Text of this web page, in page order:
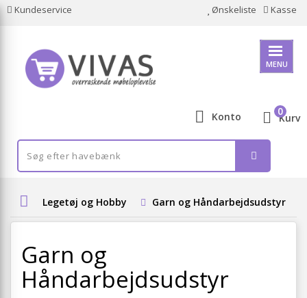
Kundeservice Ønskeliste Kasse
MENU
Konto Kurv
0
Legetøj og Hobby Garn og Håndarbejdsudstyr
Garn og
Håndarbejdsudstyr